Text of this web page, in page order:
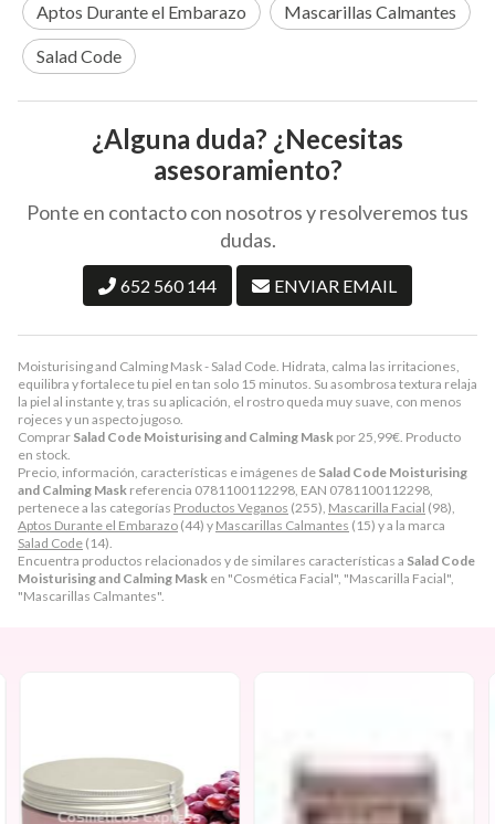
Moisturising and Calming Mask - Salad Code. Hidrata, calma las irritaciones,
equilibra y fortalece tu piel en tan solo 15 minutos. Su asombrosa textura relaja
la piel al instante y, tras su aplicación, el rostro queda muy suave, con menos
rojeces y un aspecto jugoso.
Comprar Salad Code Moisturising and Calming Mask por 25,99€ . Producto
en stock.
Precio, información, características e imágenes de Salad Code Moisturising
and Calming Mask referencia 0781100112298, EAN 0781100112298,
pertenece a las categorías Productos Veganos (255), Mascarilla Facial (98),
Aptos Durante el Embarazo (44) y Mascarillas Calmantes (15) y a la marca
Salad Code (14).
Encuentra productos relacionados y de similares características a Salad Code
Moisturising and Calming Mask en "Cosmética Facial", "Mascarilla Facial",
"Mascarillas Calmantes".
Aptos Durante el Embarazo Mascarillas Calmantes
Salad Code
¿Alguna duda? ¿Necesitas
asesoramiento?
Ponte en contacto con nosotros y resolveremos tus
dudas.
652 560 144 ENVIAR EMAIL